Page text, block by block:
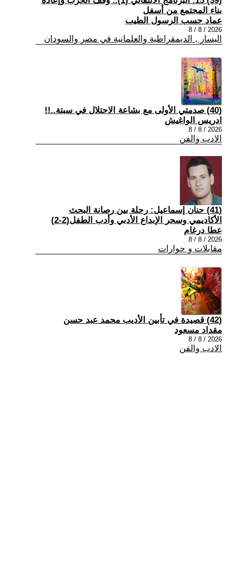
بناء المجتمع من أسفل
عماد حسب الرسول الطيب
2026 / 8 / 8
اليسار , الديمقراطية والعلمانية في مصر والسودان
(40) صدمتي الأولى مع بشاعة الاحتلال في سبتة..!!
ادريس الواغيش
2026 / 8 / 8
الادب والفن
(41) حنان إسماعيل: رحلة بين رصانة البحث
الأكاديمي وسحر الإبداع الأدبي وأدب الطفل(2-2)
عطا درغام
2026 / 8 / 8
مقابلات و حوارات
(42) قصيدة في تأبين الأديب محمد عبد حسن
مقداد مسعود
2026 / 8 / 8
الادب والفن